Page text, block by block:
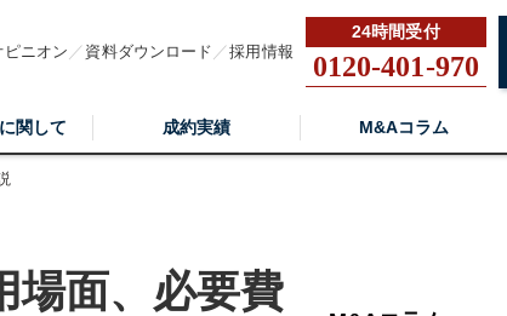
ピニオン 資料ダウンロード 採用情報 0120-401-970
関して 成約実績 M&Aコラム
場面、必要費